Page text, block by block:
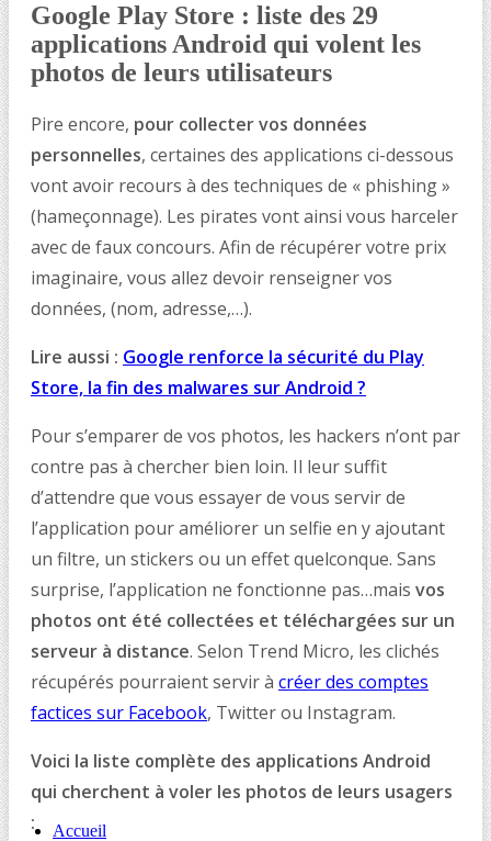
Google Play Store : liste des 29
applications Android qui volent les
photos de leurs utilisateurs
Pire encore, pour collecter vos données
personnelles, certaines des applications ci-dessous
vont avoir recours à des techniques de « phishing »
(hameçonnage). Les pirates vont ainsi vous harceler
avec de faux concours. Afin de récupérer votre prix
imaginaire, vous allez devoir renseigner vos
données, (nom, adresse,…).
Lire aussi : Google renforce la sécurité du Play
Store, la fin des malwares sur Android ?
Pour s’emparer de vos photos, les hackers n’ont par
contre pas à chercher bien loin. Il leur suffit
d’attendre que vous essayer de vous servir de
l’application pour améliorer un selfie en y ajoutant
un filtre, un stickers ou un effet quelconque. Sans
surprise, l’application ne fonctionne pas…mais vos
photos ont été collectées et téléchargées sur un
serveur à distance. Selon Trend Micro, les clichés
récupérés pourraient servir à créer des comptes
factices sur Facebook, Twitter ou Instagram.
Voici la liste complète des applications Android
qui cherchent à voler les photos de leurs usagers
:
Accueil